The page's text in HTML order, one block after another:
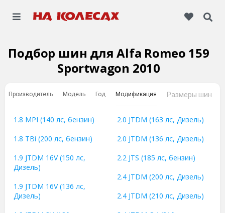
Подбор шин для Alfa Romeo 159
Sportwagon 2010
Производитель Модель Год Модификация Размеры шин
1.8 MPI (140 лс, бензин)
1.8 TBi (200 лс, бензин)
1.9 JTDM 16V (150 лс,
Дизель)
1.9 JTDM 16V (136 лс,
Дизель)
2.0 JTDM (163 лс, Дизель)
2.0 JTDM (136 лс, Дизель)
2.2 JTS (185 лс, бензин)
2.4 JTDM (200 лс, Дизель)
2.4 JTDM (210 лс, Дизель)